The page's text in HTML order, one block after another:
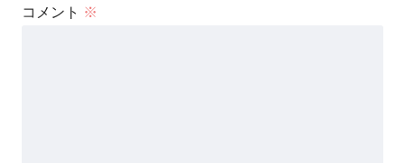
コメント ※